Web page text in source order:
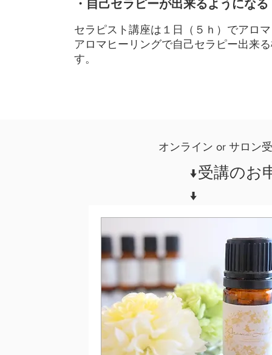
・自己セラピーが出来るようになる
セラピスト講座は１日（５ｈ）でアロ
アロマヒーリングで自己セラピー出来
す。
オンライン or サロン
​↓受講のお
↓